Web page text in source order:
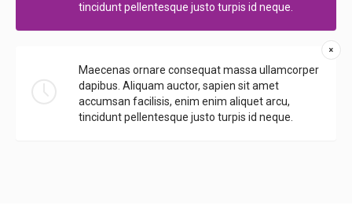
tincidunt pellentesque justo turpis id neque.
Maecenas ornare consequat massa ullamcorper
dapibus. Aliquam auctor, sapien sit amet
accumsan facilisis, enim enim aliquet arcu,
tincidunt pellentesque justo turpis id neque.